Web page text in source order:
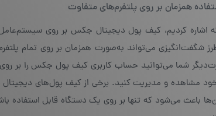
همزمان بر روی پلتفرم‌های متفاوت
اشاره کردیم، کیف پول دیجیتال جکس بر روی سیستم‌عامل
شگفت‌انگیزی می‌تواند به‌صورت همزمان بر روی تمام
شما می‌توانید حساب کاربری کیف پول جکس را بر
خود مشاهده و مدیریت کنید. برخی از کیف پول‌های
باعث می‌شود که تنها بر روی یک دستگاه قابل